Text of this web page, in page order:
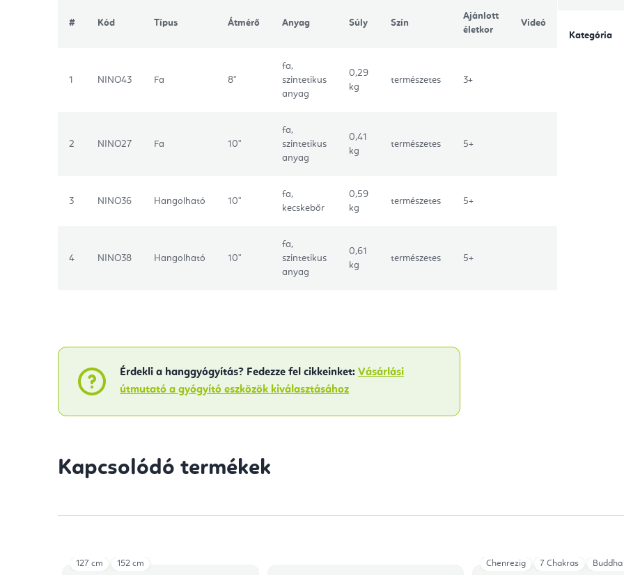
# Kód Típus Átmérő Anyag Súly Szín
Ajánlott
életkor
Videó
1 NINO43 Fa 8"
fa,
szintetikus
anyag
0,29
kg
természetes 3+
2 NINO27 Fa 10"
fa,
szintetikus
anyag
0,41
kg
természetes 5+
3 NINO36 Hangolható 10"
fa,
kecskebőr
0,59
kg
természetes 5+
4 NINO38 Hangolható 10"
fa,
szintetikus
anyag
0,61
kg
természetes 5+
Érdekli a hanggyógyítás? Fedezze fel cikkeinket: Vásárlási
útmutató a gyógyító eszközök kiválasztásához
Kategória
Kapcsolódó termékek
127 cm 152 cm Chenrezig 7 Chakras